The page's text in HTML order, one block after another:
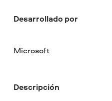
Desarrollado por
Microsoft
Descripción